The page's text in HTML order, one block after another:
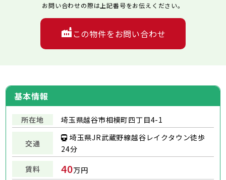
基本情報
所在地 埼玉県越谷市相模町四丁目4-1
交通
埼玉県JR武蔵野線越谷レイクタウン徒歩
24分
賃料
40万円
お問い合わせの際は上記番号をお伝えください。
この物件をお問い合わせ